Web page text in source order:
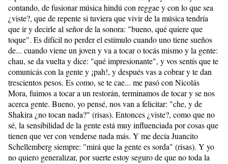
contando, de fusionar música hindú con reggae y con lo que sea
¿viste?, que de repente si tuviera que vivir de la música tendría
que ir y decirle al señor de la sonora: "bueno, qué quiere que
toque". Es difícil no perder el estímulo cuando uno tiene sueños
de... cuando viene un joven y va a tocar o tocás mismo y la gente:
chau, se da vuelta y dice: "qué impresionante", y vos sentís que te
comunicás con la gente y ¡pah!, y después vas a cobrar y te dan
trescientos pesos. Es como, se te cae... me pasó con Nicolás
Mora, fuimos a tocar a un restorán, terminamos de tocar y se nos
acerca gente. Bueno, yo pensé, nos van a felicitar: "che, y de
Shakira ¿no tocan nada?" (risas). Entonces ¿viste?, como que no
sé, la sensibilidad de la gente está muy influenciada por cosas que
tienen que ver con venderse nada más. Y me decía Juancito
Schellemberg siempre: "mirá que la gente es sorda" (risas). Y yo
no quiero generalizar, por suerte estoy seguro de que no toda la